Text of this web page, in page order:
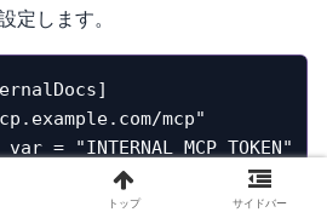
定します。
mcp"
= "INTERNAL_MCP_TOKEN"
トップ サイドバー